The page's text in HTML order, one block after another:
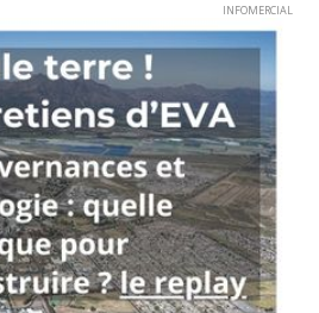
INFOMERCIAL